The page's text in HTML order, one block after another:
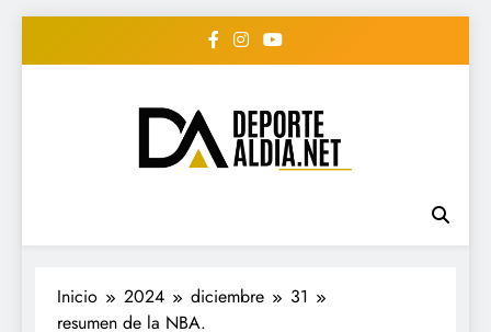
• DEPORTE AL DIA •
"Periodico Deportivo
Digital"
#deportealdiard #deportealdiaperiodico
Inicio 2024 diciembre
31
resumen de la NBA.